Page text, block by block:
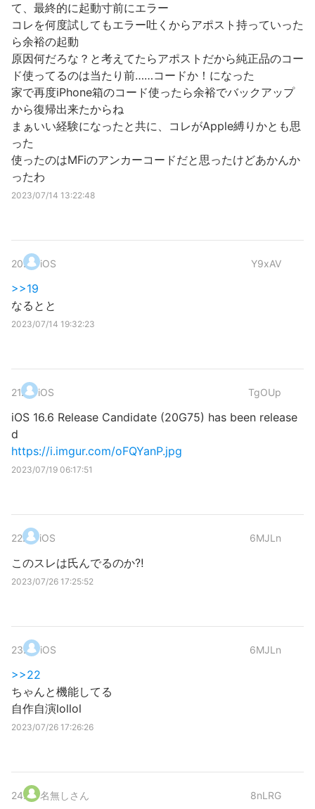
て、最終的に起動寸前にエラー
コレを何度試してもエラー吐くからアポスト持っていった
ら余裕の起動
原因何だろな？と考えてたらアポストだから純正品のコー
ド使ってるのは当たり前……コードか！になった
家で再度iPhone箱のコード使ったら余裕でバックアップ
から復帰出来たからね
まぁいい経験になったと共に、コレがApple縛りかとも思
った
使ったのはMFiのアンカーコードだと思ったけどあかんか
ったわ
2023/07/14 13:22:48
20. iOS Y9xAV
>>19
なるとと
2023/07/14 19:32:23
21. iOS TgOUp
iOS 16.6 Release Candidate (20G75) has been release
d
https://i.imgur.com/oFQYanP.jpg
2023/07/19 06:17:51
22. iOS 6MJLn
このスレは氏んでるのか⁈
2023/07/26 17:25:52
23. iOS 6MJLn
>>22
ちゃんと機能してる
自作自演lollol
2023/07/26 17:26:26
24. 名無しさん 8nLRG